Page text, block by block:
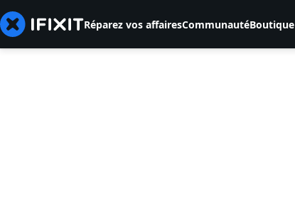
Réparez vos affairesCommunautéBoutique